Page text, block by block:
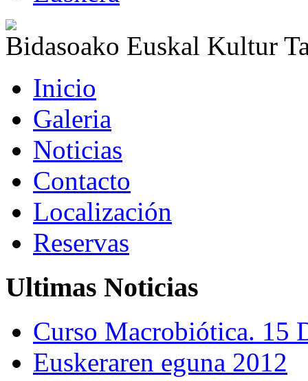
Bidasoako Euskal Kultur
Inicio
Galeria
Noticias
Contacto
Localización
Reservas
Ultimas Noticias
Curso Macrobiótica. 15
Euskeraren eguna 2012